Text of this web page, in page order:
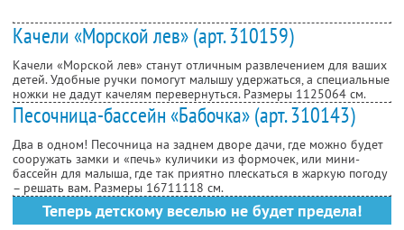
Качели «Морской лев» (арт. 310159)
Качели «Морской лев» станут отличным развлечением для ваших
детей. Удобные ручки помогут малышу удержаться, а специальные
ножки не дадут качелям перевернуться. Размеры 1125064 см.
Песочница-бассейн «Бабочка» (арт. 310143)
Два в одном! Песочница на заднем дворе дачи, где можно будет
сооружать замки и «печь» куличики из формочек, или мини-
бассейн для малыша, где так приятно плескаться в жаркую погоду
– решать вам. Размеры 16711118 см.
Теперь детскому веселью не будет предела!